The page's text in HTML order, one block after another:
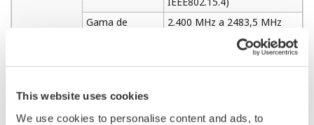
This website uses cookies
We use cookies to personalise content and ads, to
Gama de
2.400 MHz a 2483,5 MHz
(máx. 15 canales)
Salida
(antena omnidireccional de
Distancia de
comunicación
visión)